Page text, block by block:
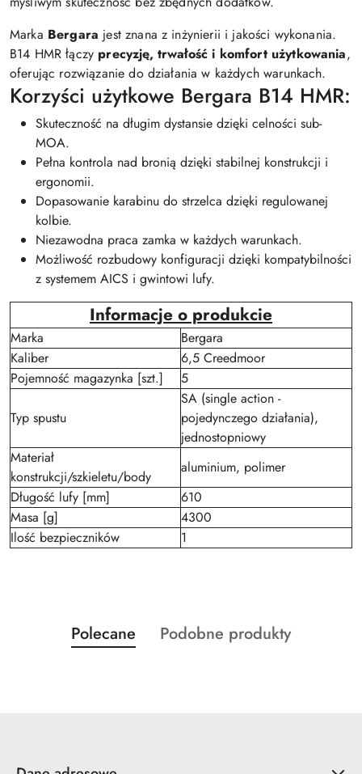
Marka Bergara jest znana z inżynierii i jakości wykonania.
B14 HMR łączy precyzję, trwałość i komfort użytkowania,
oferując rozwiązanie do działania w każdych warunkach.
Korzyści użytkowe Bergara B14 HMR:
Skuteczność na długim dystansie dzięki celności sub-
MOA.
Pełna kontrola nad bronią dzięki stabilnej konstrukcji i
ergonomii.
Dopasowanie karabinu do strzelca dzięki regulowanej
kolbie.
Niezawodna praca zamka w każdych warunkach.
Możliwość rozbudowy konfiguracji dzięki kompatybilności
z systemem AICS i gwintowi lufy.
Informacje o produkcie
Marka
Bergara
Kaliber
6,5 Creedmoor
Pojemność magazynka [szt.]
5
Typ spustu
SA (single action -
pojedynczego działania),
jednostopniowy
Materiał
konstrukcji/szkieletu/body
aluminium, polimer
Długość lufy [mm]
610
Masa [g]
4300
Ilość bezpieczników
1
Pomiń karuzelę produktów
Produkty
o
Polecane
Produkty
Podobne produkty